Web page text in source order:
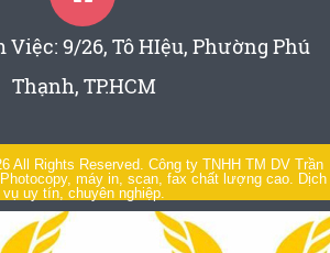
Việc: 9/26, Tô HIệu, Phường Phú
Thạnh, TP.HCM
All Rights Reserved. Công ty TNHH TM DV Trần
máy in, scan, fax chất lượng cao. Dịch
vụ uy tín, chuyên nghiệp.